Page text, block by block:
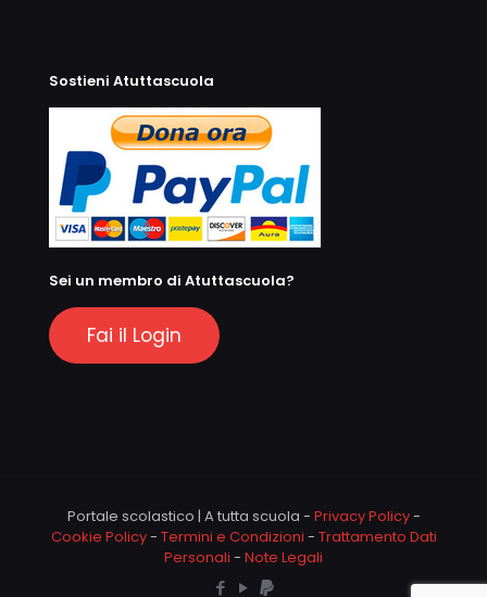
Sostieni Atuttascuola
Sei un membro di Atuttascuola?
Fai il Login
Portale scolastico | A tutta scuola - Privacy Policy-
Cookie Policy- Termini e Condizioni - Trattamento Dati
Personali - Note Legali